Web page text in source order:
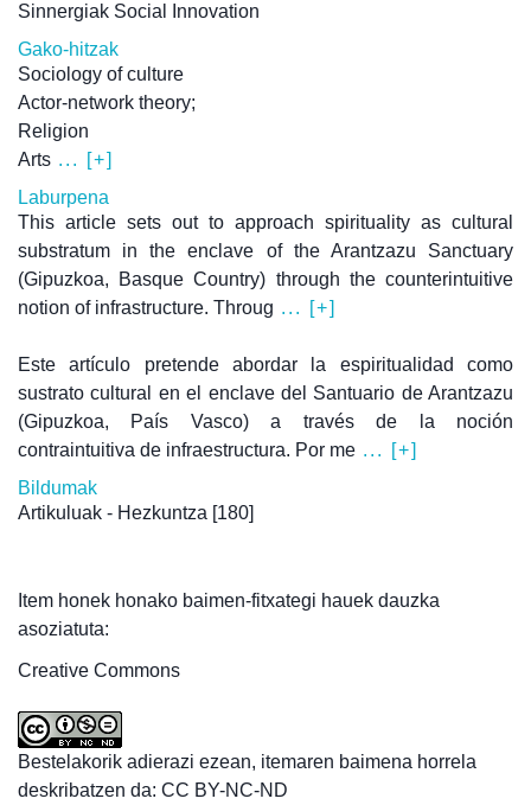
Sinnergiak Social Innovation
Gako-hitzak
Sociology of culture
Actor-network theory;
Religion
Arts ... [+]
Laburpena
This article sets out to approach spirituality as cultural
substratum in the enclave of the Arantzazu Sanctuary
(Gipuzkoa, Basque Country) through the counterintuitive
notion of infrastructure. Throug ... [+]
Este artículo pretende abordar la espiritualidad como
sustrato cultural en el enclave del Santuario de Arantzazu
(Gipuzkoa, País Vasco) a través de la noción
contraintuitiva de infraestructura. Por me ... [+]
Bildumak
Artikuluak - Hezkuntza [180]
Item honek honako baimen-fitxategi hauek dauzka
asoziatuta:
Creative Commons
Bestelakorik adierazi ezean, itemaren baimena horrela
deskribatzen da: CC BY-NC-ND